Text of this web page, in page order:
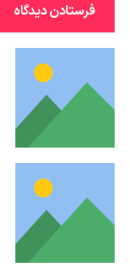
فرستادن دیدگاه